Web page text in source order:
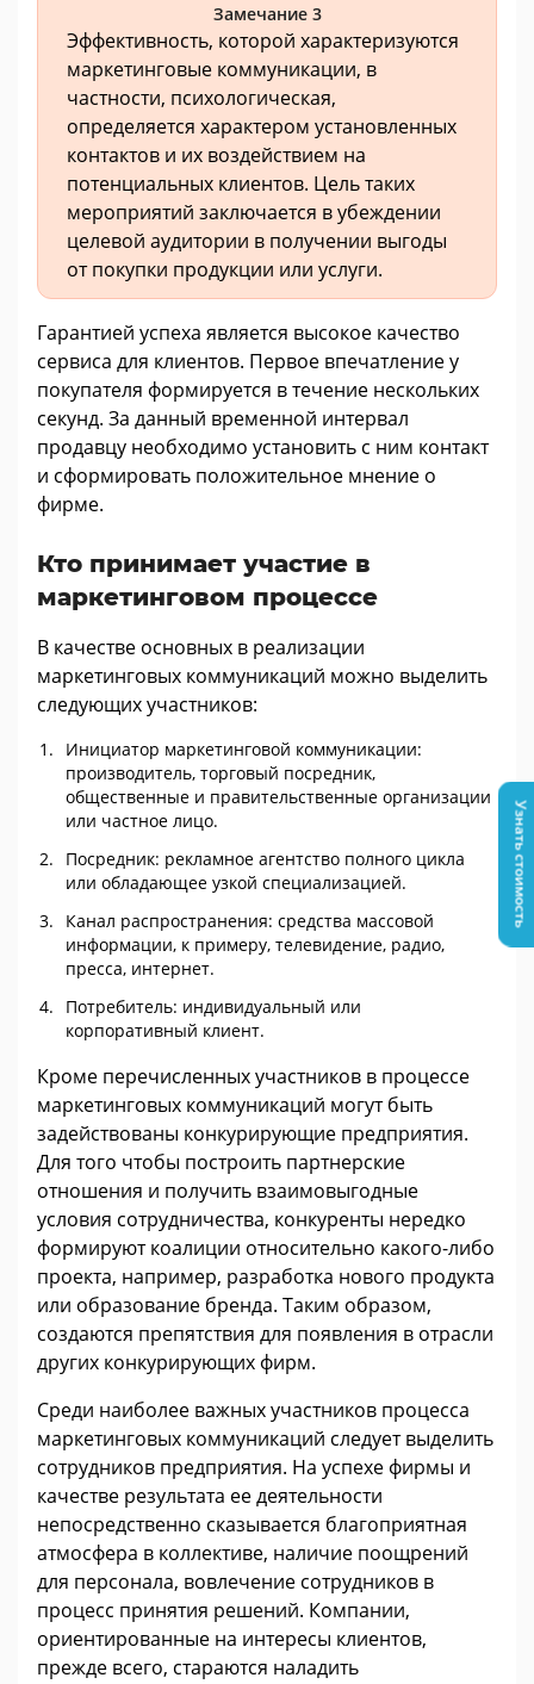
Замечание 3
Эффективность, которой характеризуются
маркетинговые коммуникации, в
частности, психологическая,
определяется характером установленных
контактов и их воздействием на
потенциальных клиентов. Цель таких
мероприятий заключается в убеждении
целевой аудитории в получении выгоды
от покупки продукции или услуги.
Гарантией успеха является высокое качество
сервиса для клиентов. Первое впечатление у
покупателя формируется в течение нескольких
секунд. За данный временной интервал
продавцу необходимо установить с ним контакт
и сформировать положительное мнение о
фирме.
Кто принимает участие в
маркетинговом процессе
В качестве основных в реализации
маркетинговых коммуникаций можно выделить
следующих участников:
Инициатор маркетинговой коммуникации:
производитель, торговый посредник,
общественные и правительственные организации
или частное лицо.
Посредник: рекламное агентство полного цикла
или обладающее узкой специализацией.
Канал распространения: средства массовой
информации, к примеру, телевидение, радио,
пресса, интернет.
Потребитель: индивидуальный или
корпоративный клиент.
Кроме перечисленных участников в процессе
маркетинговых коммуникаций могут быть
задействованы конкурирующие предприятия.
Для того чтобы построить партнерские
отношения и получить взаимовыгодные
условия сотрудничества, конкуренты нередко
формируют коалиции относительно какого-либо
проекта, например, разработка нового продукта
или образование бренда. Таким образом,
создаются препятствия для появления в отрасли
других конкурирующих фирм.
Среди наиболее важных участников процесса
маркетинговых коммуникаций следует выделить
сотрудников предприятия. На успехе фирмы и
качестве результата ее деятельности
непосредственно сказывается благоприятная
атмосфера в коллективе, наличие поощрений
для персонала, вовлечение сотрудников в
процесс принятия решений. Компании,
ориентированные на интересы клиентов,
прежде всего, стараются наладить
Узнать стоимость